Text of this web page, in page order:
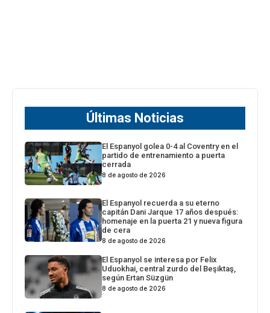
Últimas Noticias
El Espanyol golea 0-4 al Coventry en el
partido de entrenamiento a puerta
cerrada
8 de agosto de 2026
El Espanyol recuerda a su eterno
capitán Dani Jarque 17 años después:
homenaje en la puerta 21 y nueva figura
de cera
8 de agosto de 2026
El Espanyol se interesa por Felix
Uduokhai, central zurdo del Beşiktaş,
según Ertan Süzgün
8 de agosto de 2026